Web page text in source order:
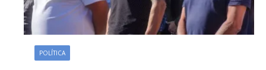
POLÍTICA